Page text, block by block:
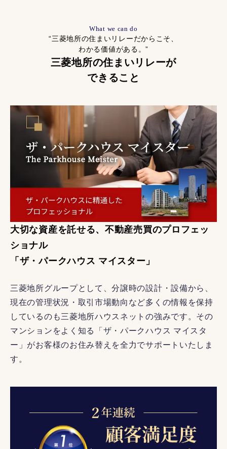
What we can do
“三菱地所の住まいリレーだからこそ、
わかる価値がある。”
三菱地所の住まいリレーが
できること
大切な資産を託せる、不動産売買のプロフェッ
ショナル
「ザ・パークハウス マイスター」
三菱地所グループとして、分譲時の設計・設備から、
現在の管理状況・取引市場動向など多くの情報を保持
しているのも三菱地所ハウスネットの強みです。その
マンションをよく知る「ザ・パークハウス マイスタ
ー」がお客様のお住み替えを全力でサポートいたしま
す。